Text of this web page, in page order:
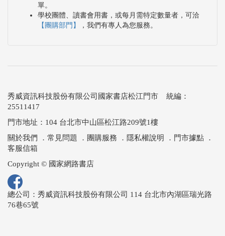
單。
學校團體、讀書會用書，或每月需特定數量者，可洽
【團購部門】
，我們有專人為您服務。
秀威資訊科技股份有限公司國家書店松江門市 統編：
25511417
門市地址：104 台北市中山區松江路209號1樓
關於我們
． 常見問題 ． 團購服務 ． 隱私權說明 ． 門市據點 ．
客服信箱
Copyright © 國家網路書店
總公司：秀威資訊科技股份有限公司 114 台北市內湖區瑞光路
76巷65號